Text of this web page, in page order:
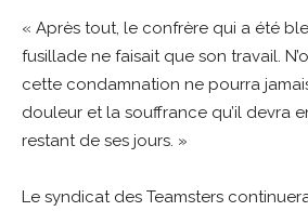
« Après tout, le confrère qui a été
fusillade ne faisait que son travail.
cette condamnation ne pourra
douleur et la souffrance qu’il devra
restant de ses jours. »
Le syndicat des Teamsters